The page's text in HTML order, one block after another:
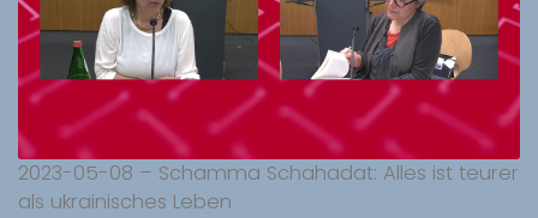
2023-05-08 – Schamma Schahadat: Alles ist teurer
als ukrainisches Leben